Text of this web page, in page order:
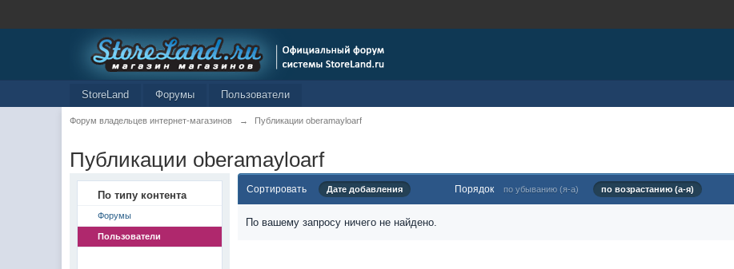
StoreLand Форумы Пользователи
Форум владельцев интернет-магазинов → Публикации oberamayloarf
Публикации oberamayloarf
По типу контента
Форумы
Пользователи
Сортировать Дате добавления Порядок по убыванию (я-а) по возрастанию (а-я)
По вашему запросу ничего не найдено.